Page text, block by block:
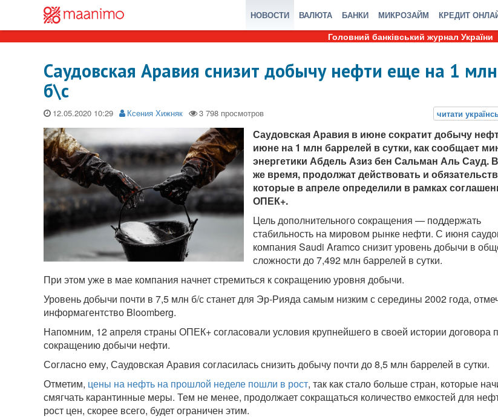
НОВОСТИ ВАЛЮТА БАНКИ МИКРОЗАЙМ КРЕДИТ
Головний банківський журнал України
Саудовская Аравия снизит добычу нефти еще на 1 млн
б\с
12.05.2020 Ксения Хижняк
Саудовская Аравия в июне сократит добычу
июне на 1 млн баррелей в сутки, как сообщает
энергетики Абдель Азиз бен Сальман Аль Сауд.
же время, продолжат действовать и
которые в апреле определили в рамках
ОПЕК+.
Цель дополнительного сокращения — поддержать
стабильность на мировом рынке нефти. С июня
компания Saudi Aramco снизит уровень добычи в
сложности до 7,492 млн баррелей в сутки.
При этом уже в мае компания начнет стремиться к сокращению уровня добычи.
Уровень добычи почти в 7,5 млн б/с станет для Эр-Рияда самым низким с середины 2002 года,
информагентство Bloomberg.
Напомним, 12 апреля страны ОПЕК+ согласовали условия крупнейшего в своей истории договора
сокращению добычи нефти.
Согласно ему, Саудовская Аравия согласилась снизить добычу почти до 8,5 млн баррелей в сутки.
Отметим, цены на нефть на прошлой неделе пошли в рост, так как стало больше стран, которые
смягчать карантинные меры. Тем не менее, продолжает сокращаться количество емкостей для
рост цен, скорее всего, будет ограничен этим.